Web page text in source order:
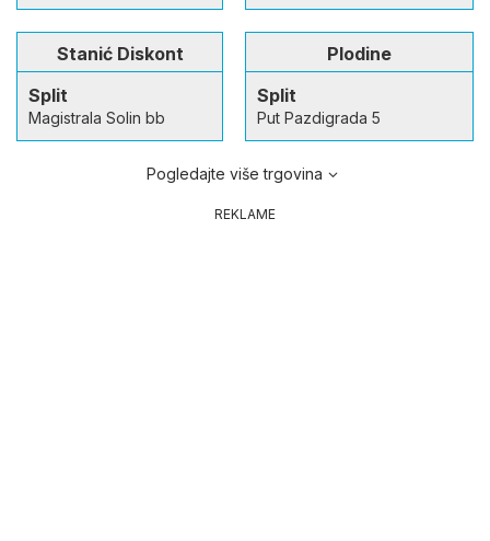
Stanić Diskont
Split
Magistrala Solin bb
Plodine
Split
Put Pazdigrada 5
Pogledajte više trgovina
REKLAME